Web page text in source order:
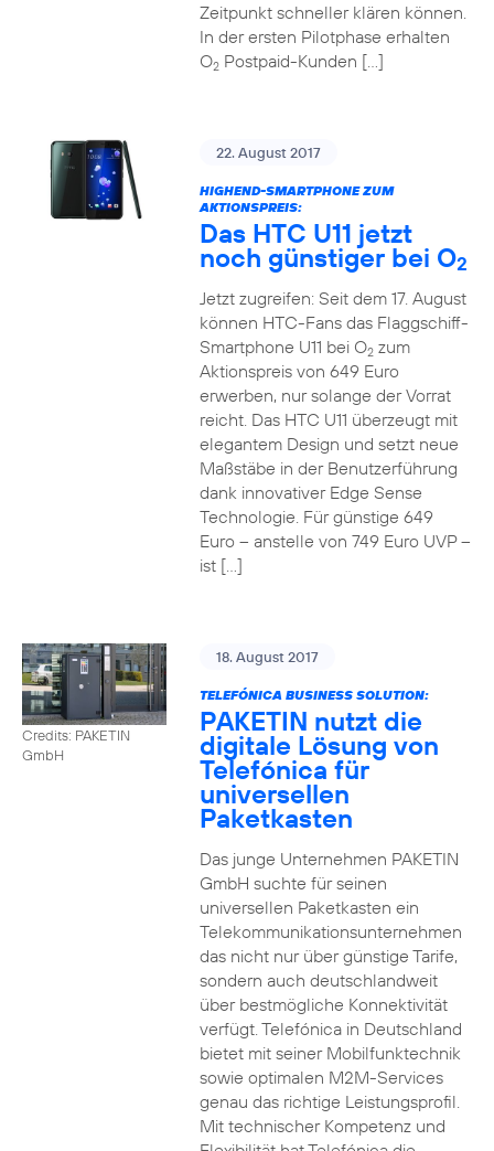
Zeitpunkt schneller klären können.
In der ersten Pilotphase erhalten
O2Postpaid-Kunden […]
22. August 2017
HIGHEND-SMARTPHONE ZUM
AKTIONSPREIS:
Das HTC U11 jetzt
noch günstiger bei O2
Jetzt zugreifen: Seit dem 17. August
können HTC-Fans das Flaggschiff-
Smartphone U11 bei O2zum
Aktionspreis von 649 Euro
erwerben, nur solange der Vorrat
reicht. Das HTC U11 überzeugt mit
elegantem Design und setzt neue
Maßstäbe in der Benutzerführung
dank innovativer Edge Sense
Technologie. Für günstige 649
Euro – anstelle von 749 Euro UVP –
ist […]
Credits: PAKETIN
GmbH
18. August 2017
TELEFÓNICA BUSINESS SOLUTION:
PAKETIN nutzt die
digitale Lösung von
Telefónica für
universellen
Paketkasten
Das junge Unternehmen PAKETIN
GmbH suchte für seinen
universellen Paketkasten ein
Telekommunikationsunternehmen
das nicht nur über günstige Tarife,
sondern auch deutschlandweit
über bestmögliche Konnektivität
verfügt. Telefónica in Deutschland
bietet mit seiner Mobilfunktechnik
sowie optimalen M2M-Services
genau das richtige Leistungsprofil.
Mit technischer Kompetenz und